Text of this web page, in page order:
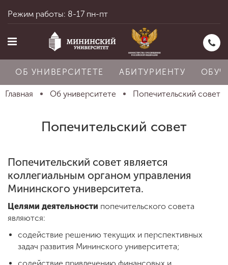
Главная
Об университете
Абитуриенту
Режим работы: 8-17 пн-пт
ОБ УНИВЕРСИТЕТЕ АБИТУРИЕНТУ
Главная Об университете Попечительский совет
Попечительский совет
Попечительский совет является
коллегиальным органом управления
Мининского университета.
Целями деятельности попечительского совета
являются:
содействие решению текущих и перспективных
задач развития Мининского университета;